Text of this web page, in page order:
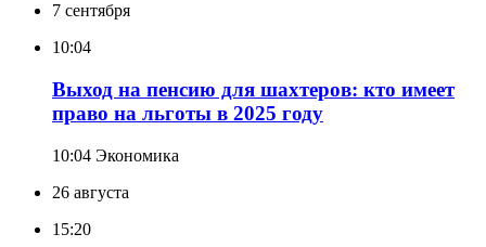
7 сентября
10:04
Выход на пенсию для шахтеров: кто имеет
право на льготы в 2025 году
10:04 Экономика
26 августа
15:20